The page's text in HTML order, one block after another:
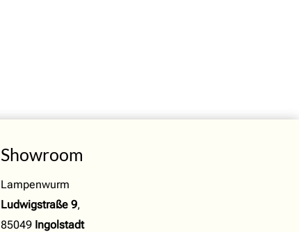
Showroom
Lampenwurm
Ludwigstraße 9,
85049Ingolstadt